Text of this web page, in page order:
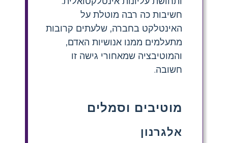
חשיבות כה רבה מוטלת על
האינטלקט בחברה, שלעתים קרובות
מתעלמים ממנו אנושיות האדם,
והמוטיבציה שמאחורי גישה זו
חשובה.
מוטיבים וסמלים
אלגרנון